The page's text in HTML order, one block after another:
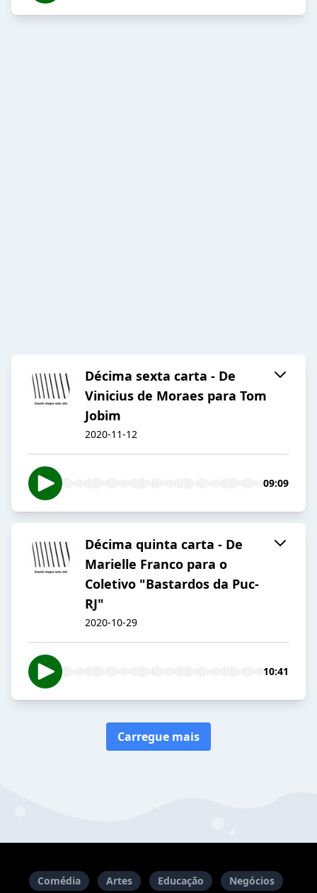
Décima sexta carta - De
Vinicius de Moraes para Tom
Jobim
2020-11-12
09:09
Décima quinta carta - De
Marielle Franco para o
Coletivo "Bastardos da Puc-
RJ"
2020-10-29
10:41
Carregue mais
Comédia Artes Educação Negócios